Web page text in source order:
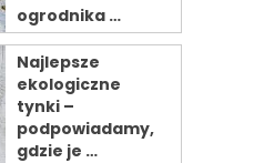
ogrodnika …
Najlepsze
ekologiczne
tynki –
podpowiadamy,
gdzie je …